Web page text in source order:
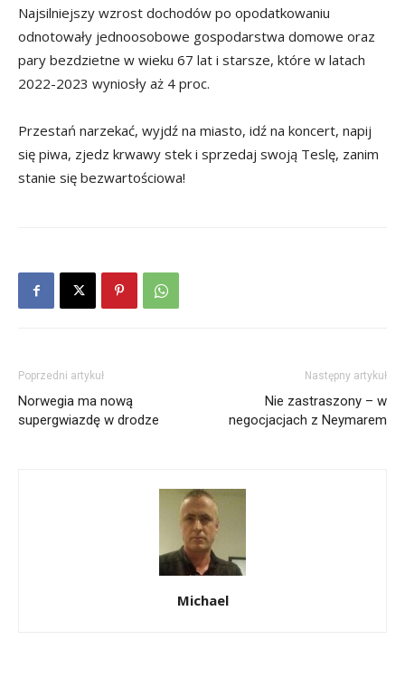
Najsilniejszy wzrost dochodów po opodatkowaniu
odnotowały jednoosobowe gospodarstwa domowe oraz
pary bezdzietne w wieku 67 lat i starsze, które w latach
2022-2023 wyniosły aż 4 proc.
Przestań narzekać, wyjdź na miasto, idź na koncert, napij
się piwa, zjedz krwawy stek i sprzedaj swoją Teslę, zanim
stanie się bezwartościowa!
Poprzedni artykuł
Norwegia ma nową
supergwiazdę w drodze
Następny artykuł
Nie zastraszony – w
negocjacjach z Neymarem
Michael